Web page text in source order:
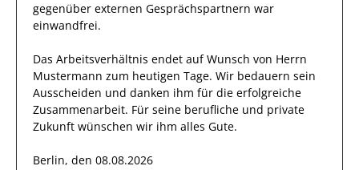
gegenüber externen Gesprächspartnern war
einwandfrei.
Das Arbeitsverhältnis endet auf Wunsch von Herrn
Mustermann zum heutigen Tage. Wir bedauern sein
Ausscheiden und danken ihm für die erfolgreiche
Zusammenarbeit. Für seine berufliche und private
Zukunft wünschen wir ihm alles Gute.
Berlin, den 08.08.2026